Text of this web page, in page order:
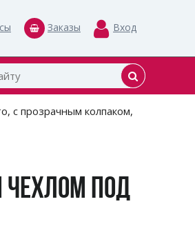
Заказы Вход
с прозрачным колпаком,
ЧЕХЛОМ ПОД